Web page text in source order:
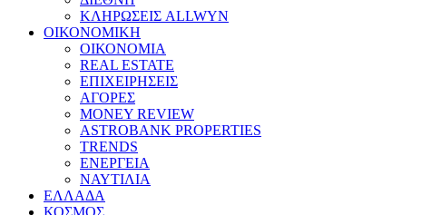
ΚΛΗΡΩΣΕΙΣ ALLWYN
ΟΙΚΟΝΟΜΙΚΗ
ΟΙΚΟΝΟΜΙΑ
REAL ESTATE
ΕΠΙΧΕΙΡΗΣΕΙΣ
ΑΓΟΡΕΣ
MONEY REVIEW
ASTROBANK PROPERTIES
TRENDS
ΕΝΕΡΓΕΙΑ
ΝΑΥΤΙΛΙΑ
ΕΛΛΑΔΑ
ΚΟΣΜΟΣ